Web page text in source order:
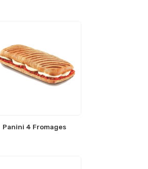
Panini 4 Fromages